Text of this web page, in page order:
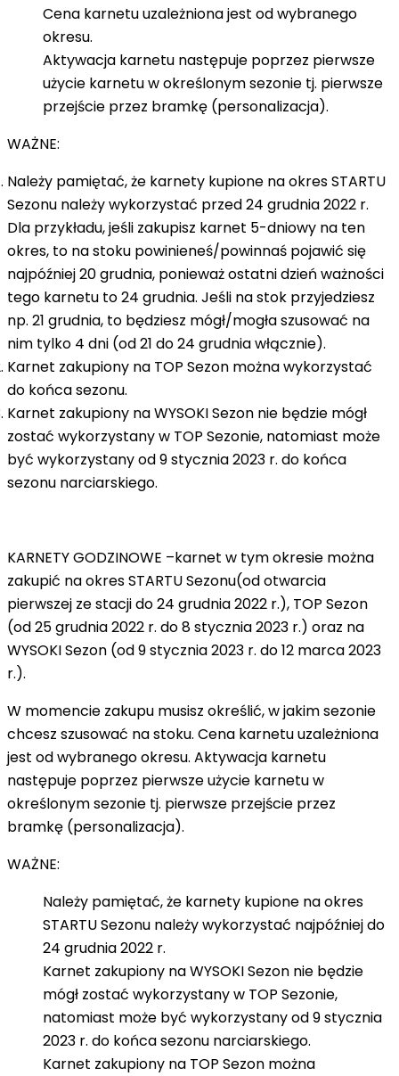
Cena karnetu uzależniona jest od wybranego
okresu.
Aktywacja karnetu następuje poprzez pierwsze
użycie karnetu w określonym sezonie tj. pierwsze
przejście przez bramkę (personalizacja).
WAŻNE:
Należy pamiętać, że karnety kupione na okres STARTU
Sezonu należy wykorzystać przed 24 grudnia 2022 r.
Dla przykładu, jeśli zakupisz karnet 5-dniowy na ten
okres, to na stoku powinieneś/powinnaś pojawić się
najpóźniej 20 grudnia, ponieważ ostatni dzień ważności
tego karnetu to 24 grudnia. Jeśli na stok przyjedziesz
np. 21 grudnia, to będziesz mógł/mogła szusować na
nim tylko 4 dni (od 21 do 24 grudnia włącznie).
Karnet zakupiony na TOP Sezon można wykorzystać
do końca sezonu.
Karnet zakupiony na WYSOKI Sezon nie będzie mógł
zostać wykorzystany w TOP Sezonie, natomiast może
być wykorzystany od 9 stycznia 2023 r. do końca
sezonu narciarskiego.
KARNETY GODZINOWE –karnet w tym okresie można
zakupić na okresSTARTU Sezonu(od otwarcia
pierwszej ze stacji do 24 grudnia 2022 r.), TOP Sezon
(od 25 grudnia 2022 r. do 8 stycznia 2023 r.) oraz na
WYSOKI Sezon (od 9 stycznia 2023 r. do 12 marca 2023
r.).
W momencie zakupu musisz określić, w jakim sezonie
chcesz szusować na stoku. Cena karnetu uzależniona
jest od wybranego okresu. Aktywacja karnetu
następuje poprzez pierwsze użycie karnetu w
określonym sezonie tj. pierwsze przejście przez
bramkę (personalizacja).
WAŻNE:
Należy pamiętać, że karnety kupione na okres
STARTU Sezonu należy wykorzystać najpóźniej do
24 grudnia 2022 r.
Karnet zakupiony na WYSOKI Sezon nie będzie
mógł zostać wykorzystany w TOP Sezonie,
natomiast może być wykorzystany od 9 stycznia
2023 r. do końca sezonu narciarskiego.
Karnet zakupiony na TOP Sezon można